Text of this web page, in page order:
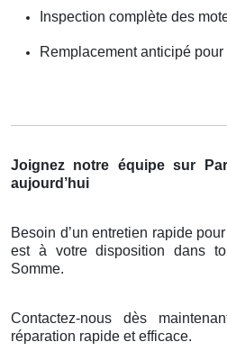
Inspection complète des
Remplacement anticipé
Joignez notre équipe sur
aujourd’hui
Besoin d’un entretien rapide
est à votre disposition dans
Somme.
Contactez-nous dès
réparation rapide et efficace.